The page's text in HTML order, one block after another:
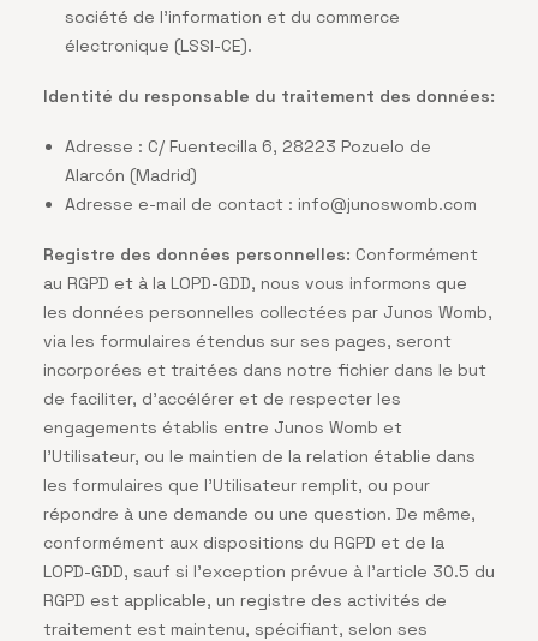
société de l’information et du commerce
électronique (LSSI-CE).
Identité du responsable du traitement des données:
Adresse : C/ Fuentecilla 6, 28223 Pozuelo de
Alarcón (Madrid)
Adresse e-mail de contact : info@junoswomb.com
Registre des données personnelles: Conformément
au RGPD et à la LOPD-GDD, nous vous informons que
les données personnelles collectées par Junos Womb,
via les formulaires étendus sur ses pages, seront
incorporées et traitées dans notre fichier dans le but
de faciliter, d’accélérer et de respecter les
engagements établis entre Junos Womb et
l’Utilisateur, ou le maintien de la relation établie dans
les formulaires que l’Utilisateur remplit, ou pour
répondre à une demande ou une question. De même,
conformément aux dispositions du RGPD et de la
LOPD-GDD, sauf si l’exception prévue à l’article 30.5 du
RGPD est applicable, un registre des activités de
traitement est maintenu, spécifiant, selon ses